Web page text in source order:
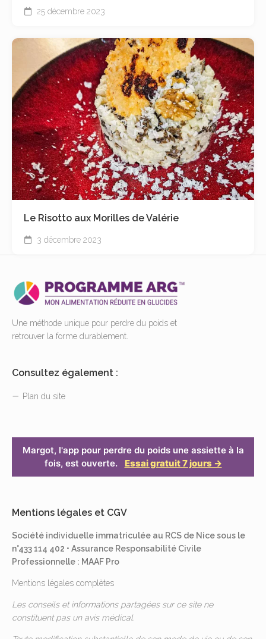
25 décembre 2023
Le Risotto aux Morilles de Valérie
3 décembre 2023
Une méthode unique pour perdre du poids et
retrouver la forme durablement.
Consultez également :
Plan du site
Margot, l'app pour perdre du poids une assiette à la
fois, est ouverte.
Essai gratuit 7 jours →
Mentions légales et CGV
Société individuelle immatriculée au RCS de Nice sous le
n°433 114 402 • Assurance Responsabilité Civile
Professionnelle : MAAF Pro
Mentions légales complètes
Les conseils et informations partagées sur ce site ne
constituent pas un avis médical.